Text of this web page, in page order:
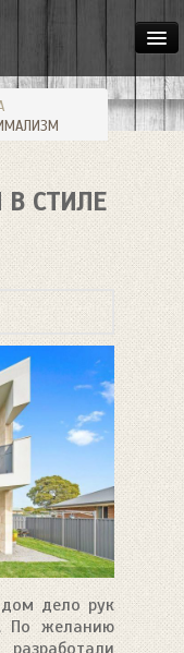
ДОМА
КВАРТИРЫ
ИНТЕРЬЕР
СТИЛИ
МЕБЕЛЬ
ОСВЕЩЕНИЕ
САД
HANDMADE
СТИЛЕ
дело рук
По желанию